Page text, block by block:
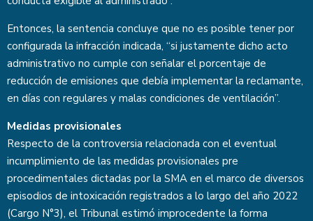
Entonces, la sentencia concluye que no es posible tener por
configurada la infracción indicada, “si justamente dicho acto
administrativo no cumple con señalar el porcentaje de
reducción de emisiones que debía implementar la reclamante,
en días con regulares y malas condiciones de ventilación”.
Medidas provisionales
Respecto de la controversia relacionada con el eventual
incumplimiento de las medidas provisionales pre
procedimentales dictadas por la SMA en el marco de diversos
episodios de intoxicación registrados a lo largo del año 2022
(Cargo N°3), el Tribunal estimó improcedente la forma